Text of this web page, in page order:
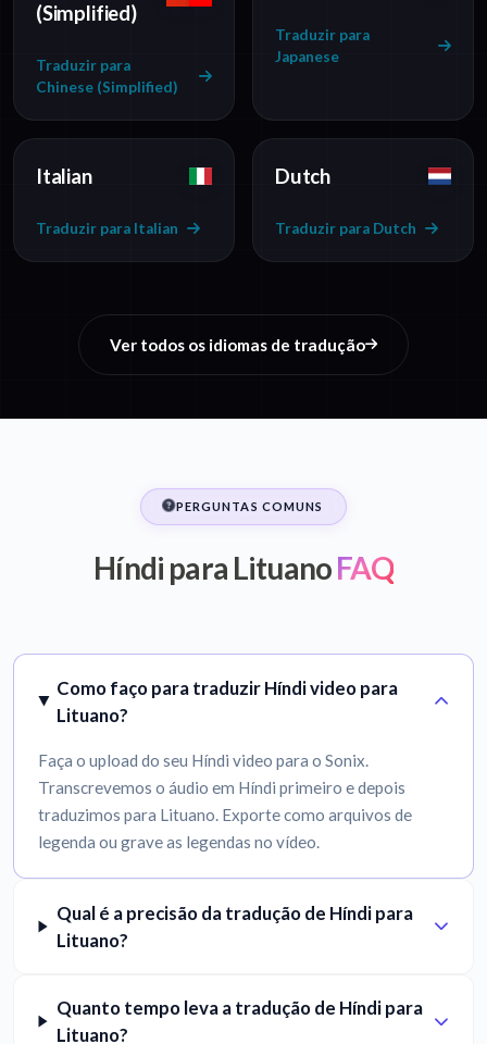
(Simplified)
Traduzir para
Chinese (Simplified)
Traduzir para
Japanese
Italian
Traduzir para Italian
Dutch
Traduzir para Dutch
Ver todos os idiomas de tradução
PERGUNTAS COMUNS
Híndi para LituanoFAQ
Como faço para traduzir Híndi video para
Lituano?
Faça o upload do seu Híndi video para o Sonix.
Transcrevemos o áudio em Híndi primeiro e depois
traduzimos para Lituano. Exporte como arquivos de
legenda ou grave as legendas no vídeo.
Qual é a precisão da tradução de Híndi para
Lituano?
Quanto tempo leva a tradução de Híndi para
Lituano?